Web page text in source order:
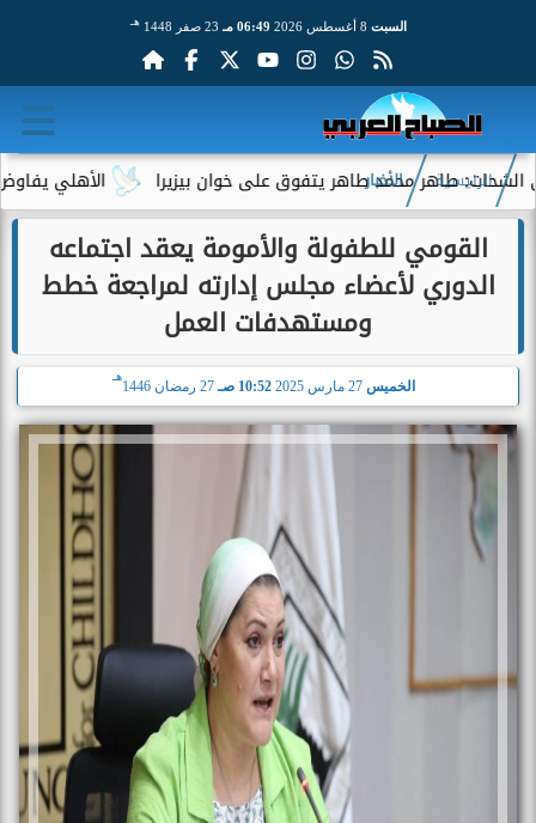
السبت 06:49 مـ 23 صفر 1448 هـ
الأهلي يفاوض أحمد طاهر محمد طاهر يتفوق على خوان بيزيرا
الرئيسية الأخبار
القومي للطفولة والأمومة يعقد اجتماعه
الدوري لأعضاء مجلس إدارته لمراجعة خطط
ومستهدفات العمل
الخميس 27 مارس 2025 10:52 صـ 27 رمضان 1446
هـ